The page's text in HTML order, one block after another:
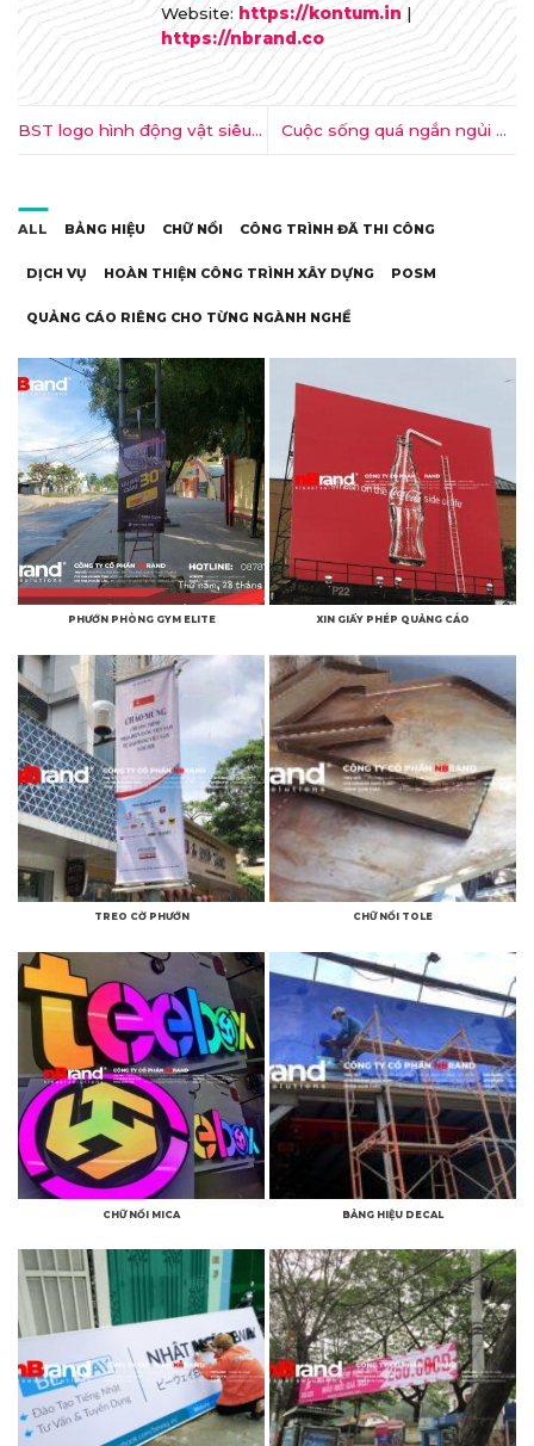
Website: https://kontum.in |
https://nbrand.co
BST logo hình động vật siêu
Cuộc sống quá ngắn ngủi để
ALL BẢNG HIỆU CHỮ NỔI CÔNG TRÌNH ĐÃ THI CÔNG
DỊCH VỤ HOÀN THIỆN CÔNG TRÌNH XÂY DỰNG POSM
QUẢNG CÁO RIÊNG CHO TỪNG NGÀNH NGHỀ
PHƯỚN PHÒNG GYM ELITE XIN GIẤY PHÉP QUẢNG CÁO
TREO CỜ PHƯỚN CHỮ NỔI TOLE
CHỮ NỔI MICA BẢNG HIỆU DECAL